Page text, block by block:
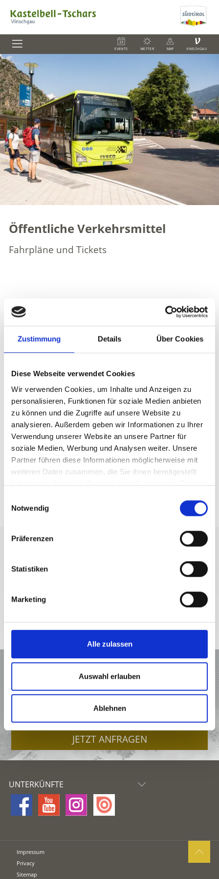
Zustimmung Details Über Cookies
Diese Webseite verwendet Cookies
Wir verwenden Cookies, um Inhalte und Anzeigen zu
personalisieren, Funktionen für soziale Medien anbieten
zu können und die Zugriffe auf unsere Website zu
analysieren. Außerdem geben wir Informationen zu Ihrer
Verwendung unserer Website an unsere Partner für
soziale Medien, Werbung und Analysen weiter. Unsere
Partner führen diese Informationen möglicherweise mit
weiteren Daten zusammen, die Sie ihnen bereitgestellt
haben oder die sie im Rahmen Ihrer Nutzung der Dienste
Notwendig
Präferenzen
Statistiken
Marketing
Alle zulassen
Auswahl erlauben
Ablehnen
EVENTS WETTER MAP
V
VINSCHGAU
Öffentliche Verkehrsmittel
Fahrpläne und Tickets
Weitere interessante Links
VINSCHGAUCARD
info@kastelbell-tschars.com
URLAUB IN KASTELBELL-TSCHARS
UNTERKÜNFTE
JETZT ANFRAGEN
UNTERKÜNFTE
Impressum
Privacy
Sitemap